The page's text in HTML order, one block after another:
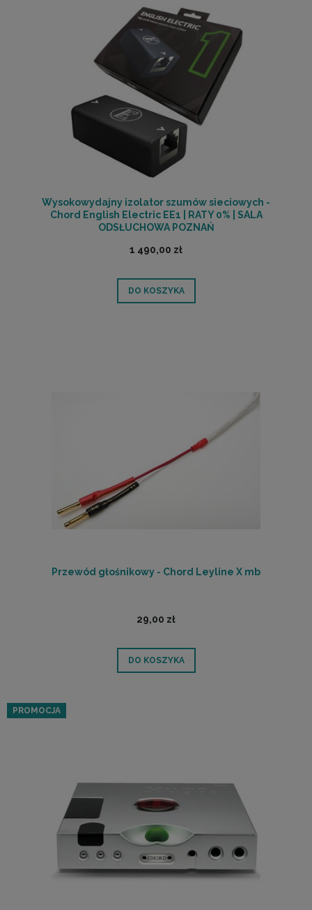
Wysokowydajny izolator szumów sieciowych -
Chord English Electric EE1 | RATY 0% | SALA
ODSŁUCHOWA POZNAŃ
1 490,00 zł
DO KOSZYKA
Przewód głośnikowy - Chord Leyline X mb
29,00 zł
DO KOSZYKA
PROMOCJA